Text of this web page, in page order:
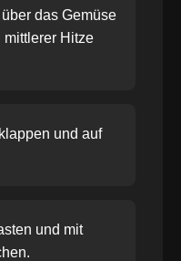
das Gemüse
Hitze
und auf
und mit